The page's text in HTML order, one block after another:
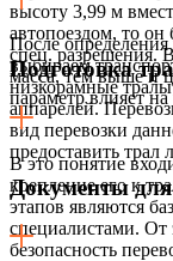
высоту 3,99 м
автопоездом, то он
спец. разрешения.
масса, тем выше и
параметр влияет
После
выбираем
низкорамные
аппарелей.
вид перевозки
предоставить трал
Подготовка
В это понятие
крепление его к
этапов являются
специалистами. От
безопасность
Документы для